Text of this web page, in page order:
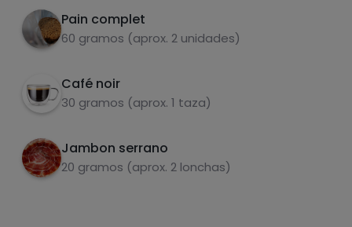
Pain complet
60 gramos (aprox. 2 unidades)
Café noir
30 gramos (aprox. 1 taza)
Jambon serrano
20 gramos (aprox. 2 lonchas)
sucres
graisses